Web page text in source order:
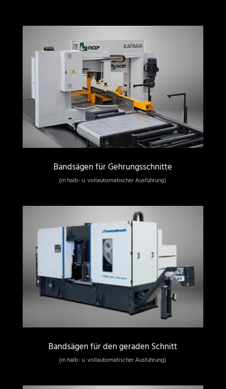
Bandsägen für Gehrungsschnitte
(in halb- u. vollautomatischer Ausführung)
Bandsägen für den geraden Schnitt
(in halb- u. vollautomatischer Ausführung)